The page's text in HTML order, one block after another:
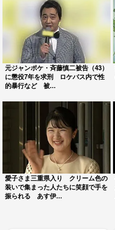
元ジャンポケ・斉藤慎二被告（43）
に懲役7年を求刑 ロケバス内で性
的暴行など 被...
愛子さま三重県入り クリーム色の
装いで集まった人たちに笑顔で手を
振られる あす伊...